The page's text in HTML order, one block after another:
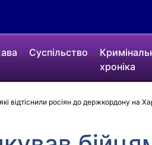
Суспільство
хроніка
відтіснили росіян до держкордону на